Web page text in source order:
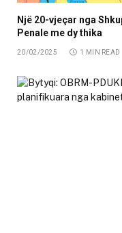
Një 20-vjeçar nga
Penale me dy thika
20/02/2025 1 MIN READ